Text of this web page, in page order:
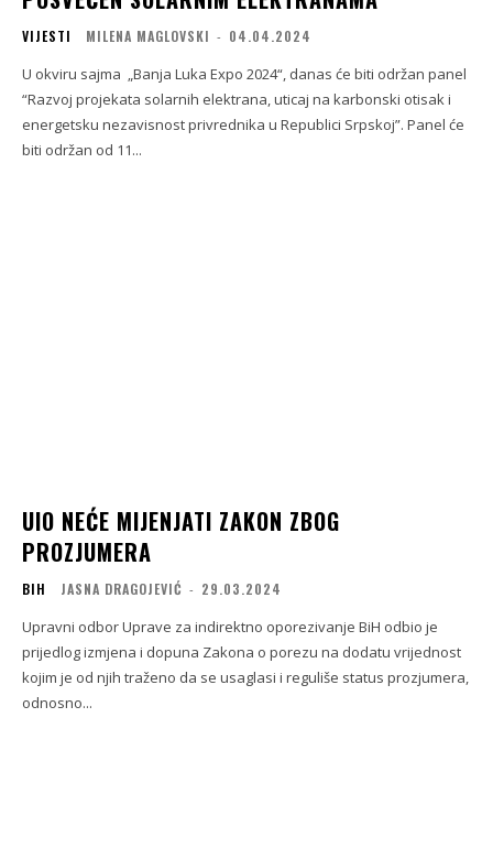
VIJESTI MILENA MAGLOVSKI - 04.04.2024
U okviru sajma „Banja Luka Expo 2024“, danas će biti održan panel
“Razvoj projekata solarnih elektrana, uticaj na karbonski otisak i
energetsku nezavisnost privrednika u Republici Srpskoj”. Panel će
biti održan od 11...
UIO NEĆE MIJENJATI ZAKON ZBOG
PROZJUMERA
BIH JASNA DRAGOJEVIĆ - 29.03.2024
Upravni odbor Uprave za indirektno oporezivanje BiH odbio je
prijedlog izmjena i dopuna Zakona o porezu na dodatu vrijednost
kojim je od njih traženo da se usaglasi i reguliše status prozjumera,
odnosno...